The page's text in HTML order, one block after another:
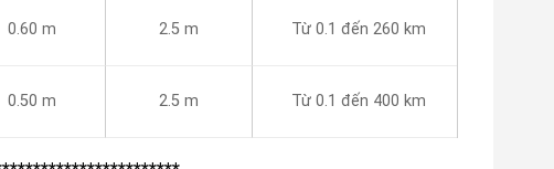
0.60 m 2.5 m Từ 0.1 đến 260 km
0.50 m 2.5 m Từ 0.1 đến 400 km